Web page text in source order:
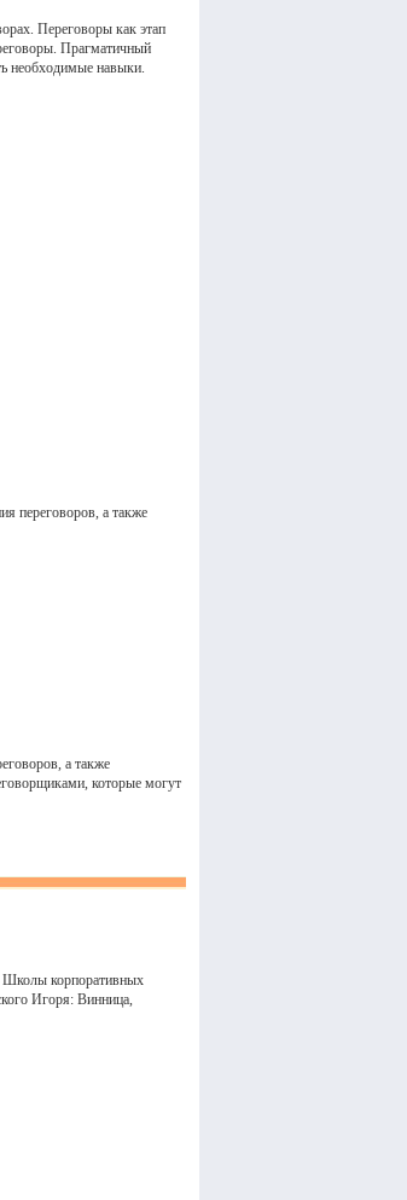
Переговоры как этап
Прагматичный
необходимые навыки.
переговоров, а также
а также
которые могут
Школы корпоративных
Игоря: Винница,